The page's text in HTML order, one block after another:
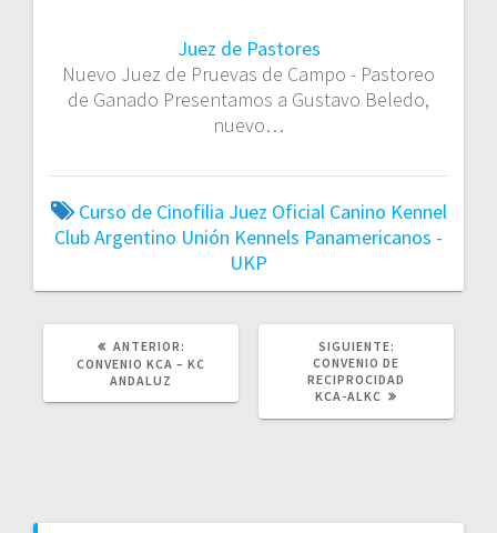
Juez de Pastores
Nuevo Juez de Pruevas de Campo - Pastoreo
de Ganado Presentamos a Gustavo Beledo,
nuevo…
Curso de Cinofilia Juez Oficial Canino Kennel
Club Argentino Unión Kennels Panamericanos -
UKP
ANTERIOR:
ANTERIOR:
CONVENIO KCA – KC
ANDALUZ
SIGUIENTE:
POST:
CONVENIO DE
RECIPROCIDAD
KCA-ALKC